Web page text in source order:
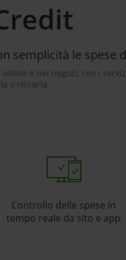
semplicità le spese
e nei negozi, con i
o ritirarla.
Controllo delle spese in
tempo reale da sito e app